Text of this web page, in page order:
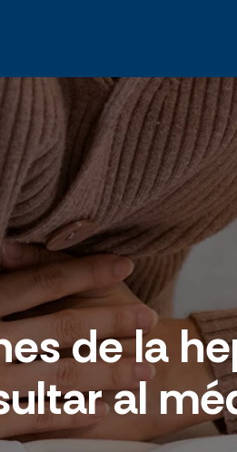
de la
al